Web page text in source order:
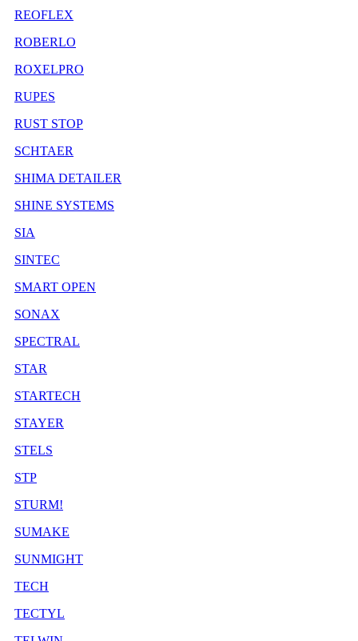
REOFLEX
ROBERLO
ROXELPRO
RUPES
RUST STOP
SCHTAER
SHIMA DETAILER
SHINE SYSTEMS
SIA
SINTEC
SMART OPEN
SONAX
SPECTRAL
STAR
STARTECH
STAYER
STELS
STP
STURM!
SUMAKE
SUNMIGHT
TECH
TECTYL